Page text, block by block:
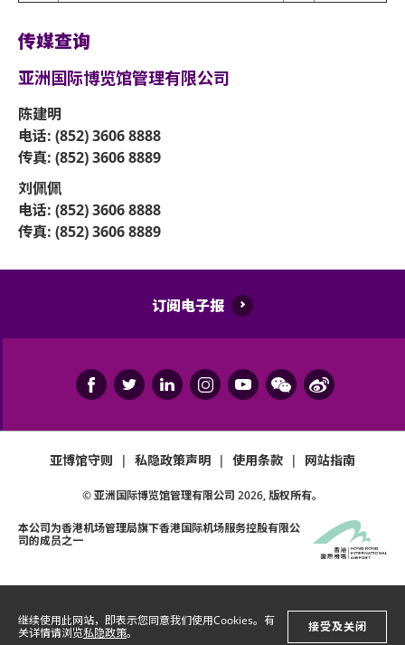
继续使用此网站，即表示您同意我们使用Cookies。有
关详情请浏览私隐政策。 接受及关闭
传媒查询
亚洲国际博览馆管理有限公司
陈建明
电话: (852) 3606 8888
传真: (852) 3606 8889
刘佩佩
电话: (852) 3606 8888
传真: (852) 3606 8889
订阅电子报
亚博馆守则 | 私隐政策声明 | 使用条款 | 网站指南
© 亚洲国际博览馆管理有限公司 2026, 版权所有。
本公司为香港机场管理局旗下香港国际机场服务控股有限公
司的成员之一